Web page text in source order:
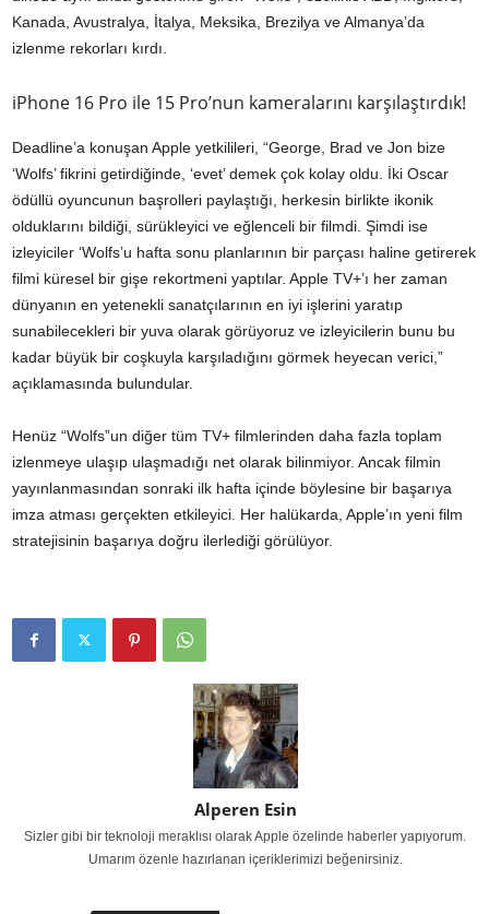
Kanada, Avustralya, İtalya, Meksika, Brezilya ve Almanya’da
izlenme rekorları kırdı.
iPhone 16 Pro ile 15 Pro’nun kameralarını karşılaştırdık!
Deadline’a konuşan Apple yetkilileri, “George, Brad ve Jon bize
‘Wolfs’ fikrini getirdiğinde, ‘evet’ demek çok kolay oldu. İki Oscar
ödüllü oyuncunun başrolleri paylaştığı, herkesin birlikte ikonik
olduklarını bildiği, sürükleyici ve eğlenceli bir filmdi. Şimdi ise
izleyiciler ‘Wolfs’u hafta sonu planlarının bir parçası haline getirerek
filmi küresel bir gişe rekortmeni yaptılar. Apple TV+’ı her zaman
dünyanın en yetenekli sanatçılarının en iyi işlerini yaratıp
sunabilecekleri bir yuva olarak görüyoruz ve izleyicilerin bunu bu
kadar büyük bir coşkuyla karşıladığını görmek heyecan verici,”
açıklamasında bulundular.
Henüz “Wolfs”un diğer tüm TV+ filmlerinden daha fazla toplam
izlenmeye ulaşıp ulaşmadığı net olarak bilinmiyor. Ancak filmin
yayınlanmasından sonraki ilk hafta içinde böylesine bir başarıya
imza atması gerçekten etkileyici. Her halükarda, Apple’ın yeni film
stratejisinin başarıya doğru ilerlediği görülüyor.
Alperen Esin
Sizler gibi bir teknoloji meraklısı olarak Apple özelinde haberler yapıyorum.
Umarım özenle hazırlanan içeriklerimizi beğenirsiniz.